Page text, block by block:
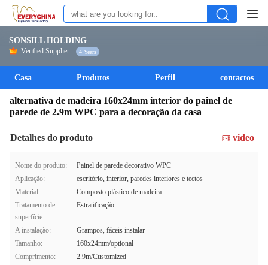
SONSILL HOLDING
Verified Supplier 4 Years
Casa Produtos Perfil contactos
alternativa de madeira 160x24mm interior do painel de
parede de 2.9m WPC para a decoração da casa
Detalhes do produto video
Nome do produto:
Painel de parede decorativo WPC
Aplicação:
escritório, interior, paredes interiores e tectos
Material:
Composto plástico de madeira
Tratamento de
superfície:
Estratificação
A instalação:
Grampos, fáceis instalar
Tamanho:
160x24mm/optional
Comprimento:
2.9m/Customized